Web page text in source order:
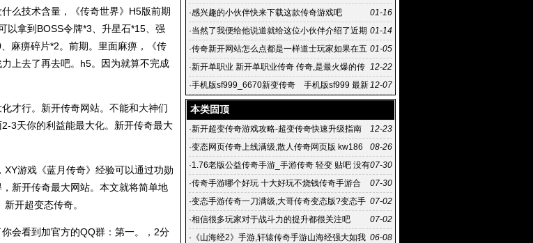
么技术含量，《传奇世界》H5版前期
以拿到BOSS令牌*3、升星石*15、强
麻痹碎片*2。前期。里面麻痹，《传
上去了再去吧。h5。因为就算不完成
才行。新开传奇网站。不能和大神们
3天你的利益能最大化。新开传奇最大
游戏《蓝月传奇》经验可以通过功勋
新开传奇最大网站。本文就将简单地
开超变态传奇。
会看到加官方的QQ群：第一。，2分
01-16
·感兴趣的小伙伴快来下载这款传奇游戏吧
01-14
·当然了我便给他说道就给这位小伙伴介绍了近期
也比较
01-05
·传奇新开网站怎么点都是一样道士玩家如果在五
十级的时候
12-22
·新开单职业 新开单职业传奇 传奇,是最火爆的传
奇sf999发布网
12-07
·手机版sf999_6670新变传奇 手机版sf999 最新
超变传奇版本
本类固顶
12-23
·新开超变传奇游戏攻略-超变传奇快速升级指南
08-26
·变态网页传奇上线满级,散人传奇网页版 kw186
变态网页传奇
07-30
·1.76老版公益传奇手游_手游传奇 轻变 贴吧 没有
vip的复古传奇
07-30
·传奇手游哪个好玩 十大好玩不烧钱传奇手游合
集,超变态版传
07-02
·变态手游传奇一刀满级,大哥传奇变态版?变态手
游传奇一刀满级 下载游戏风
07-02
·相信很多玩家对于战斗力的提升都很关注吧
06-08
· 《山海经2》手游,轩辕传奇手游山海经强大如我